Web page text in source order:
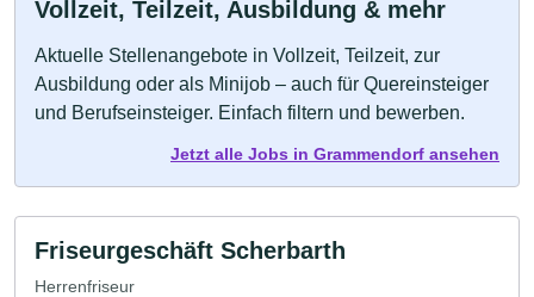
Vollzeit, Teilzeit, Ausbildung & mehr
Aktuelle Stellenangebote in Vollzeit, Teilzeit, zur
Ausbildung oder als Minijob – auch für Quereinsteiger
und Berufseinsteiger. Einfach filtern und bewerben.
Jetzt alle Jobs in Grammendorf ansehen
Friseurgeschäft Scherbarth
Herrenfriseur